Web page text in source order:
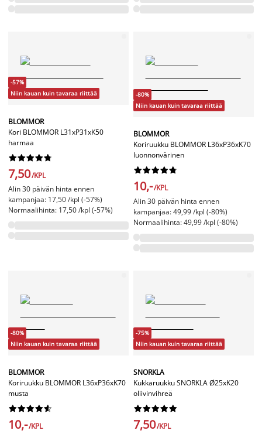
-57%
Niin kauan kuin tavaraa riittää
BLOMMOR
Kori BLOMMOR L31xP31xK50
harmaa






7,50/KPL
Alin 30 päivän hinta ennen
kampanjaa: 17,50 /kpl (-57%)
Normaalihinta: 17,50 /kpl (-57%)
-80%
Niin kauan kuin tavaraa riittää
BLOMMOR
Koriruukku BLOMMOR L36xP36xK70
luonnonvärinen






10,-/KPL
Alin 30 päivän hinta ennen
kampanjaa: 49,99 /kpl (-80%)
Normaalihinta: 49,99 /kpl (-80%)
-80%
Niin kauan kuin tavaraa riittää
BLOMMOR
Koriruukku BLOMMOR L36xP36xK70
musta






10,-/KPL
-75%
Niin kauan kuin tavaraa riittää
SNORKLA
Kukkaruukku SNORKLA Ø25xK20
oliivinvihreä






7,50/KPL